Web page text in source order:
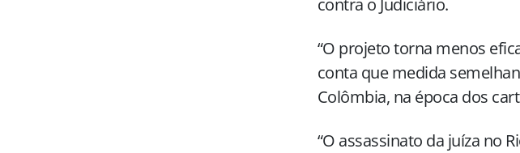
contra o Judiciário.
“O projeto torna menos
conta que medida
Colômbia, na época dos
“O assassinato da juíza no